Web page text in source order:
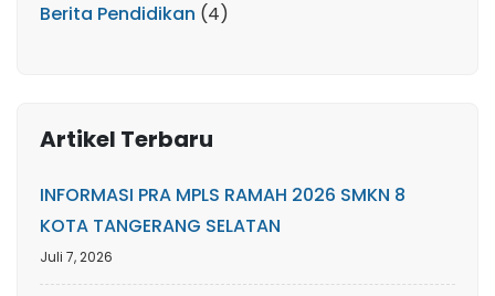
Berita Pendidikan (4)
Artikel Terbaru
INFORMASI PRA MPLS RAMAH 2026 SMKN 8
KOTA TANGERANG SELATAN
Juli 7, 2026